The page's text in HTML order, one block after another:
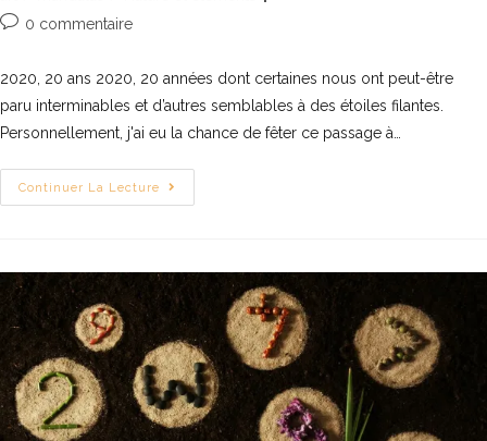
0 commentaire
2020, 20 ans 2020, 20 années dont certaines nous ont peut-être
paru interminables et d’autres semblables à des étoiles filantes.
Personnellement, j'ai eu la chance de fêter ce passage à…
Continuer La Lecture